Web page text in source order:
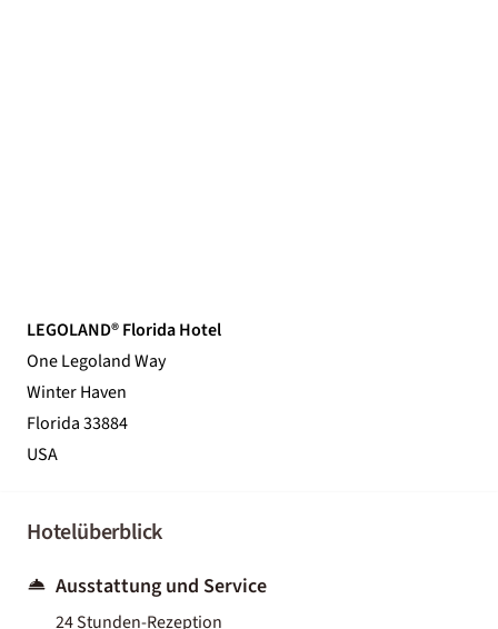
LEGOLAND® Florida Hotel
One Legoland Way
Winter Haven
Florida 33884
USA
Hotelüberblick
Ausstattung und Service
24 Stunden-Rezeption